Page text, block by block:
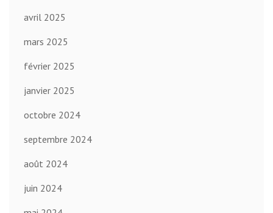
avril 2025
mars 2025
février 2025
janvier 2025
octobre 2024
septembre 2024
août 2024
juin 2024